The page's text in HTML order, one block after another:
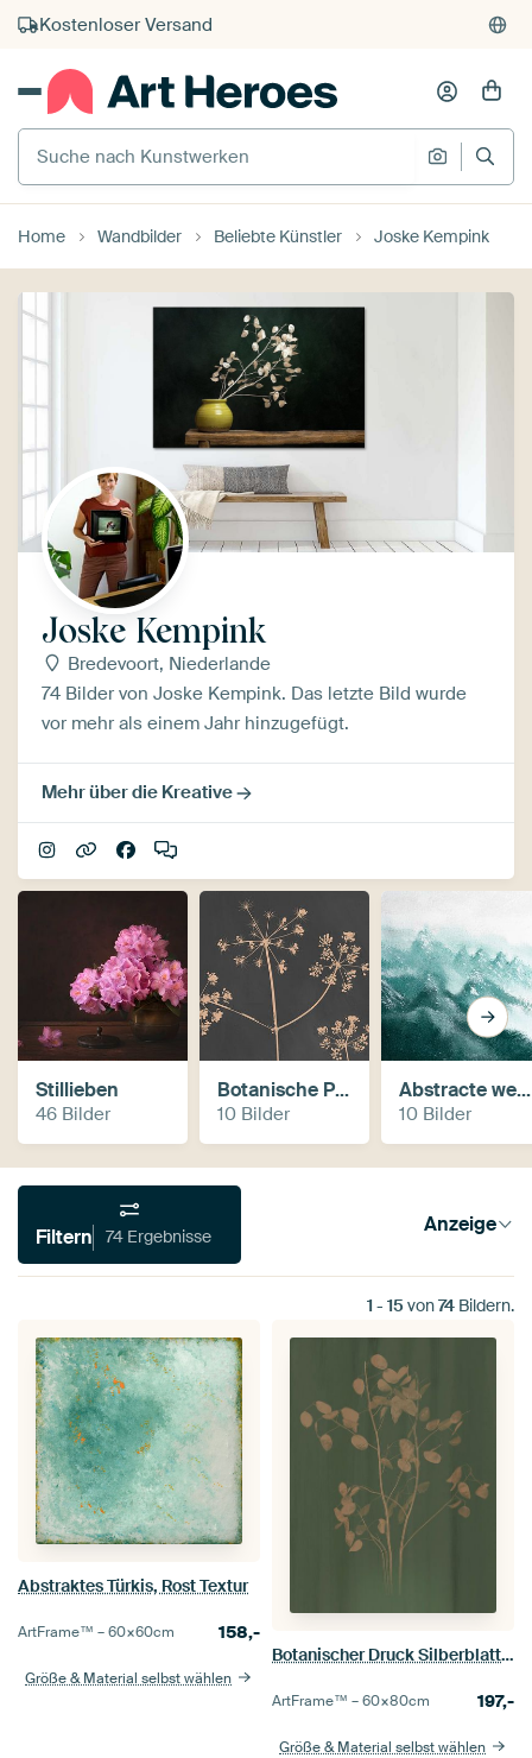
Kauf auf Rechnung
Individueller Druck auf Bestellung
Suche nach Kunstwerken
Suche
Home Wandbilder Beliebte Künstler Joske Kempink
Joske Kempink
Bredevoort, Niederlande
74 Bilder von Joske Kempink. Das letzte Bild wurde
vor mehr als einem Jahr hinzugefügt.
Mehr über die Kreative
Stillieben
46 Bilder
Botanische Prints
10 Bilder
Abstracte werken
10 Bilder
Filtern 74 Ergebnisse Anzeige
1 - 15von74 Bildern.
Abstraktes Türkis, Rost Textur
ArtFrame™ –60×60cm 158,-
Größe & Material selbst wählen
Botanischer Druck Silberblatt, grün
ArtFrame™ –60×80cm 197,-
Größe & Material selbst wählen